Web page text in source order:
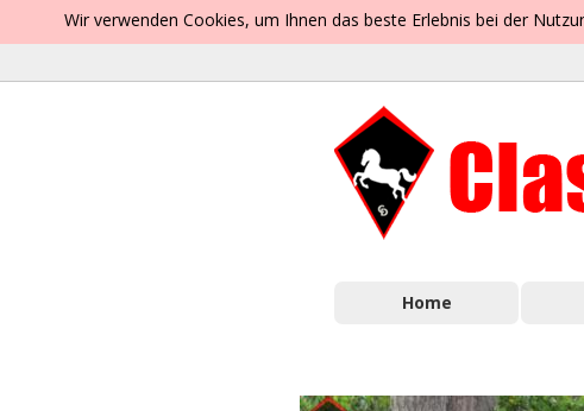
Wir verwenden Cookies, um Ihnen das beste Erlebnis bei der
Home